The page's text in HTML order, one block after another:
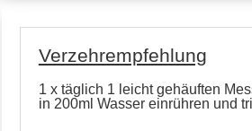
Verzehrempfehlung
1 x täglich 1 leicht gehäuften
in 200ml Wasser einrühren und